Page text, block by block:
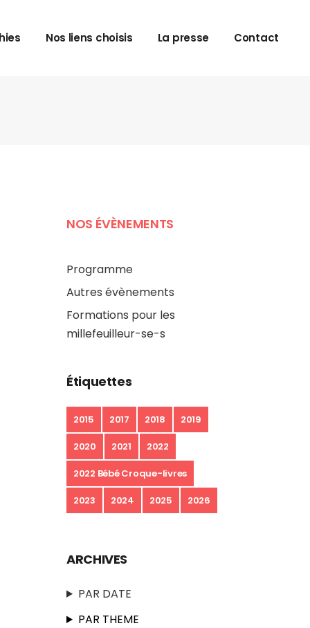
Nos liens choisis La presse Contact
NOS ÉVÈNEMENTS
Programme
Autres évènements
Formations pour les
millefeuilleur-se-s
Étiquettes
2015 2017 2018 2019
2020 2021 2022
2022 Bébé Croque-livres
2023 2024 2025 2026
ARCHIVES
PAR DATE
PAR THEME